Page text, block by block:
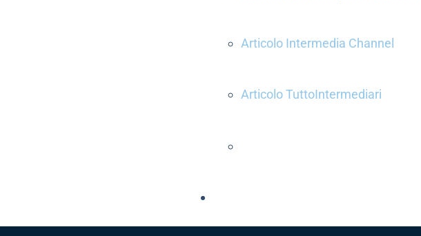
Articolo Intermedia Channel
Articolo TuttoIntermediari